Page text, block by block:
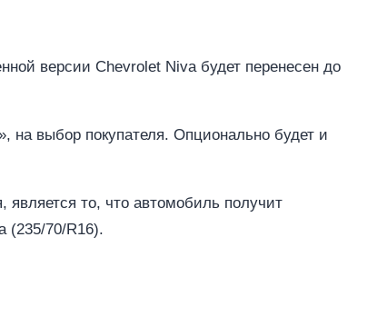
версии Chevrolet Niva будет перенесен до
на выбор покупателя. Опционально будет и
является то, что автомобиль получит
(235/70/R16).